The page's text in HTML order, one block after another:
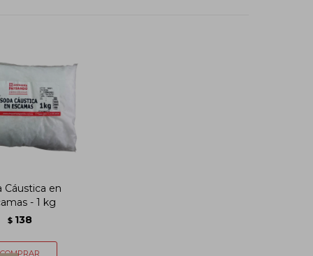
Cáustica en
- 1 kg
$ 138